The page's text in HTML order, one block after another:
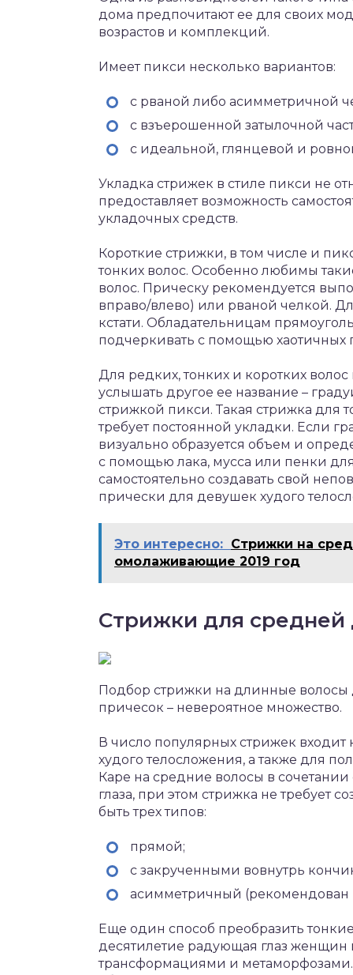
дома предпочитают ее для своих
возрастов и комплекций.
Имеет пикси несколько вариантов:
с рваной либо асимметричной
с взъерошенной затылочной
с идеальной, глянцевой и
Укладка стрижек в стиле пикси не
предоставляет возможность
укладочных средств.
Короткие стрижки, в том числе и
тонких волос. Особенно любимы
волос. Прическу рекомендуется
вправо/влево) или рваной челкой.
кстати. Обладательницам
подчеркивать с помощью
Для редких, тонких и коротких
услышать другое ее название –
стрижкой пикси. Такая стрижка для
требует постоянной укладки. Если
визуально образуется объем и
с помощью лака, мусса или пенки
самостоятельно создавать свой
прически для девушек худого
Это интересно: Стрижки на
омолаживающие 2019 год
Стрижки для средней
Подбор стрижки на длинные волосы
причесок – невероятное множество.
В число популярных стрижек
худого телосложения, а также для
Каре на средние волосы в
глаза, при этом стрижка не требует
быть трех типов:
прямой;
с закрученными вовнутрь
асимметричный (рекомендован
Еще один способ преобразить
десятилетие радующая глаз
трансформациями и